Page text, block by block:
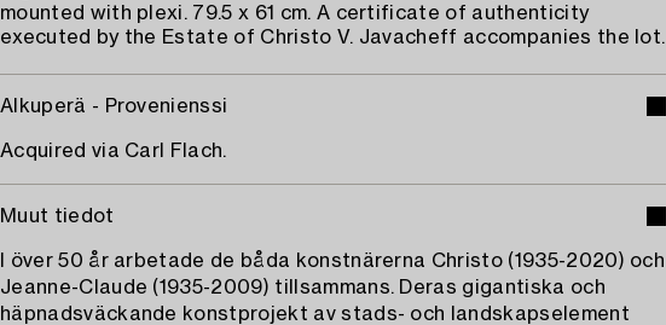
mounted with plexi. 79.5 x 61 cm. A certificate of authenticity
executed by the Estate of Christo V. Javacheff accompanies the lot.
Alkuperä - Provenienssi
Acquired via Carl Flach.
Muut tiedot
I över 50 år arbetade de båda konstnärerna Christo (1935-2020) och
Jeanne-Claude (1935-2009) tillsammans. Deras gigantiska och
häpnadsväckande konstprojekt av stads- och landskapselement